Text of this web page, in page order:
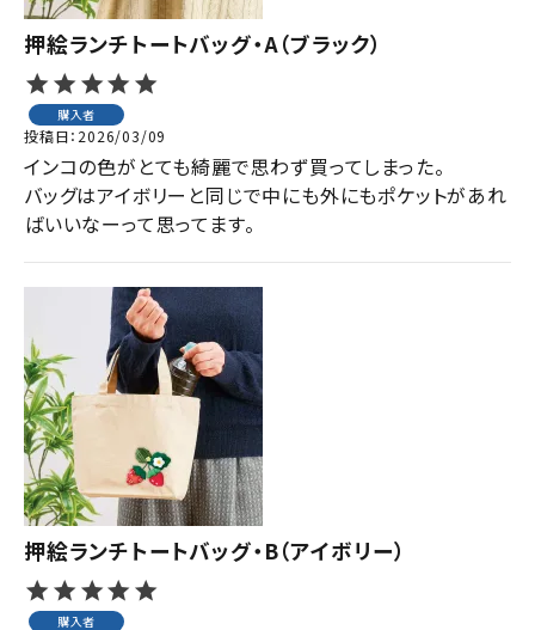
押絵ランチトートバッグ・A（ブラック）
購入者
投稿日 2026/03/09
インコの色がとても綺麗で思わず買ってしまった。
バッグはアイボリーと同じで中にも外にもポケットがあれ
ばいいなーって思ってます。
押絵ランチトートバッグ・B（アイボリー）
購入者